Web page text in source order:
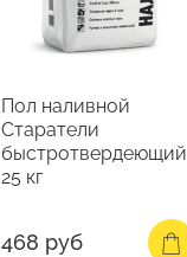
Пол наливной
Старатели
быстротвердеющий
25 кг
468 руб